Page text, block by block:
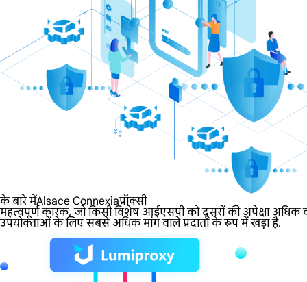
के बारे मेंAlsace Connexiaप्रॉक्सी
महत्वपूर्ण कारक, जो किसी विशेष आईएसपी को दूसरों की अपेक्षा अधिक
उपयोक्ताओं के लिए सबसे अधिक मांग वाले प्रदाता के रूप में खड़ा है.